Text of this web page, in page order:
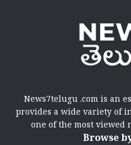
News7telugu .com is an
provides a wide variety of
one of the most viewed
Browse